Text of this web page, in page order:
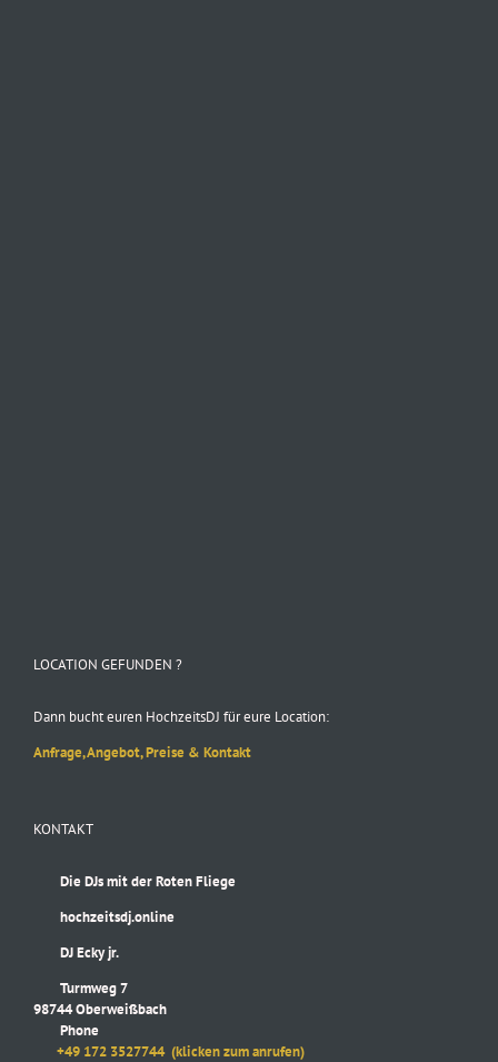
LOCATION GEFUNDEN ?
Dann bucht euren HochzeitsDJ für eure Location:
Anfrage, Angebot, Preise & Kontakt
KONTAKT
Die DJs mit der Roten Fliege
hochzeitsdj.online
DJ Ecky jr.
Turmweg 7
98744 Oberweißbach
Phone
+49 172 3527744 (klicken zum anrufen)